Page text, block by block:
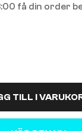
få din order
TILL I